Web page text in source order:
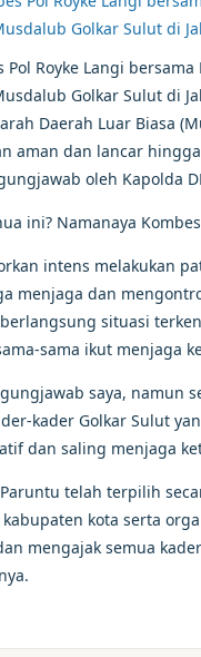
Pol Royke Langi
Golkar Sulut di
Daerah Luar Biasa
aman dan lancar
oleh Kapolda
ini? Namanaya
intens melakukan
menjaga dan
situasi
sama ikut menjaga
saya, namun
kader Golkar Sulut
dan saling menjaga
telah terpilih
kota serta
mengajak semua